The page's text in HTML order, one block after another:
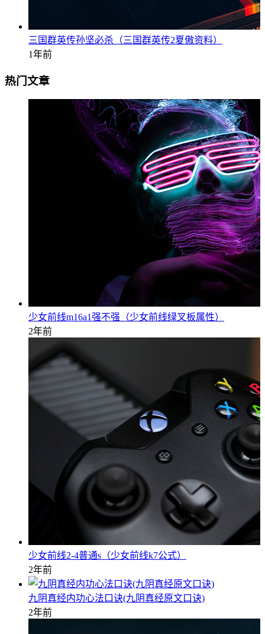
三国群英传孙坚必杀（三国群英传2夏傲资料）
1年前
热门文章
少女前线m16a1强不强（少女前线绿叉板属性）
2年前
少女前线2-4普通s（少女前线k7公式）
2年前
九阴真经内功心法口诀(九阴真经原文口诀)
2年前